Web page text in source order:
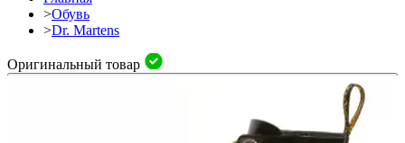
>Обувь
>Dr. Martens
Оригинальный товар